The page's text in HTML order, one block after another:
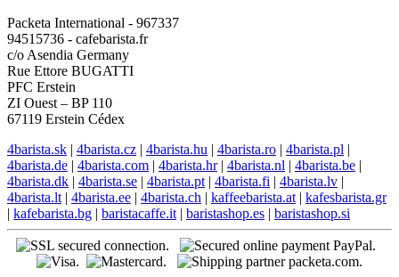
Packeta International - 967337
94515736 - cafebarista.fr
c/o Asendia Germany
Rue Ettore BUGATTI
PFC Erstein
ZI Ouest – BP 110
67119 Erstein Cédex
4barista.sk | 4barista.cz | 4barista.hu | 4barista.ro | 4barista.pl |
4barista.de | 4barista.com | 4barista.hr| 4barista.nl | 4barista.be |
4barista.dk | 4barista.se | 4barista.pt | 4barista.fi | 4barista.lv |
4barista.lt | 4barista.ee | 4barista.ch | kaffeebarista.at | kafesbarista.gr
| kafebarista.bg | baristacaffe.it | baristashop.es | baristashop.si